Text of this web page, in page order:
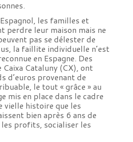
les familles et
perdre leur maison mais ne
pas se délester de
la faillite individuelle n’est
en Espagne. Des
Caixa Cataluny (CX), ont
d’euros provenant de
le tout « grâce » au
mis en place dans le cadre
vielle histoire que les
bien après 6 ans de
profits, socialiser les